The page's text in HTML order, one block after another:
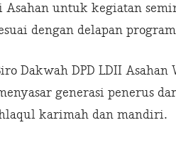
Asahan untuk kegiatan
dengan delapan
Dakwah DPD LDII
generasi penerus
karimah dan mandiri.